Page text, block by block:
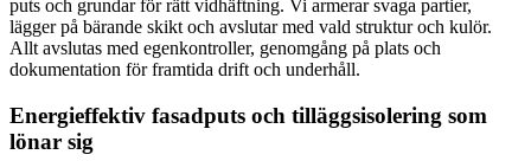
puts och grundar för rätt vidhäftning. Vi armerar svaga partier,
lägger på bärande skikt och avslutar med vald struktur och kulör.
Allt avslutas med egenkontroller, genomgång på plats och
dokumentation för framtida drift och underhåll.
Energieffektiv fasadputs och tilläggsisolering som
lönar sig